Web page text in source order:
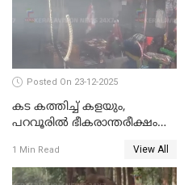
അപ്പൂപ്പനെതിരെ പോക്സോ
കേസ് ഒടുവിൽ 4 ജീവനുകൾ
പൊലിഞ്ഞു
Posted On 23-12-2025
കട കത്തിച്ച് കളയും,
പറവൂരില്‍ ഭീകരാന്തരീക്ഷം
1 Min Read View All